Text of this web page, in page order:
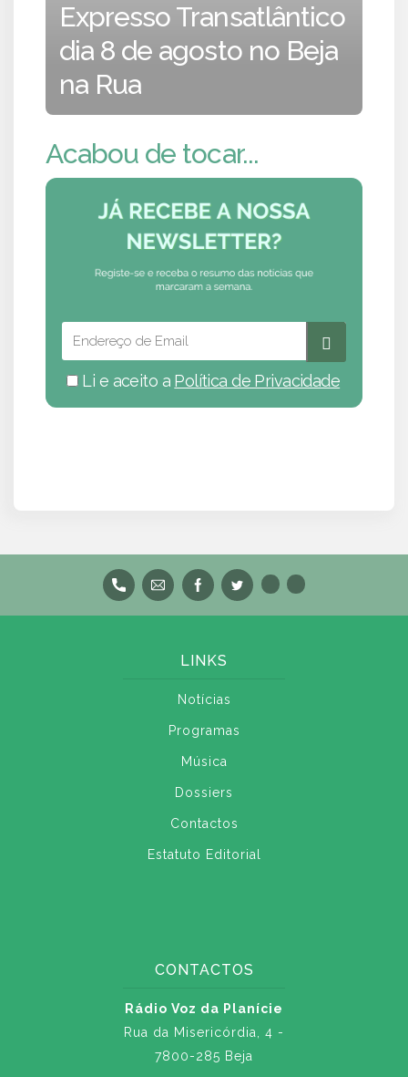
Expresso Transatlântico
dia 8 de agosto no Beja
na Rua
Acabou de tocar...
Li e aceito a Política de Privacidade
LINKS
Notícias
Programas
Música
Dossiers
Contactos
Estatuto Editorial
CONTACTOS
Rádio Voz da Planície
Rua da Misericórdia, 4 -
7800-285 Beja